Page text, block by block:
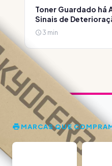
Toner Guardado há
Sinais de
3 min
MARCAS QUE